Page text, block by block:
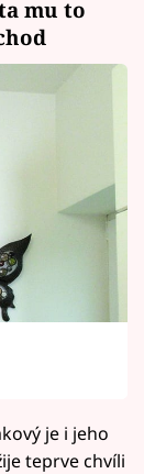
mu to
je i jeho
teprve chvíli